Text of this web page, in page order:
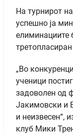
На турнирот
успешно ја
елиминациите
„Во
ученици
задоволен од
Јакимовски и
и неизвесен“,
клуб Мики